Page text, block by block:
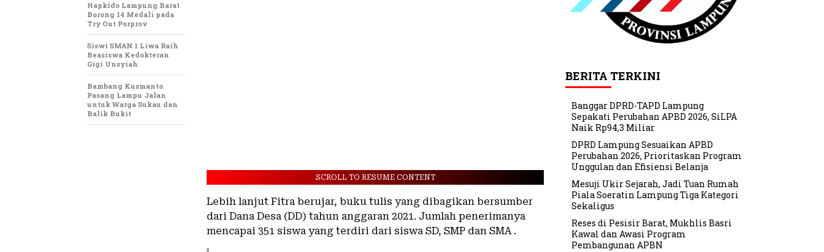
SCROLL TO RESUME CONTENT
Lebih lanjut Fitra berujar, buku tulis yang dibagikan bersumber
dari Dana Desa (DD) tahun anggaran 2021. Jumlah penerimanya
mencapai 351 siswa yang terdiri dari siswa SD, SMP dan SMA .
Hapkido Lampung Barat
Borong 14 Medali pada
Try Out Porprov
Siswi SMAN 1 Liwa Raih
Beasiswa Kedokteran
Gigi Unsyiah
Bambang Kusmanto
Pasang Lampu Jalan
untuk Warga Sukau dan
Balik Bukit
BERITA TERKINI
Banggar DPRD-TAPD Lampung
Sepakati Perubahan APBD 2026, SiLPA
Naik Rp94,3 Miliar
DPRD Lampung Sesuaikan APBD
Perubahan 2026, Prioritaskan Program
Unggulan dan Efisiensi Belanja
Mesuji Ukir Sejarah, Jadi Tuan Rumah
Piala Soeratin Lampung Tiga Kategori
Sekaligus
Reses di Pesisir Barat, Mukhlis Basri
Kawal dan Awasi Program
Pembangunan APBN